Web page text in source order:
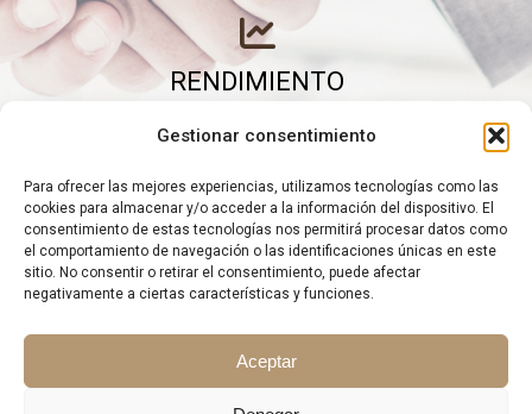
Gestionar consentimiento
Para ofrecer las mejores experiencias, utilizamos tecnologías como las
cookies para almacenar y/o acceder a la información del dispositivo. El
consentimiento de estas tecnologías nos permitirá procesar datos como
el comportamiento de navegación o las identificaciones únicas en este
sitio. No consentir o retirar el consentimiento, puede afectar
negativamente a ciertas características y funciones.
Aceptar
RENDIMIENTO
Elimine gastos inútiles y saque el máximo partido a